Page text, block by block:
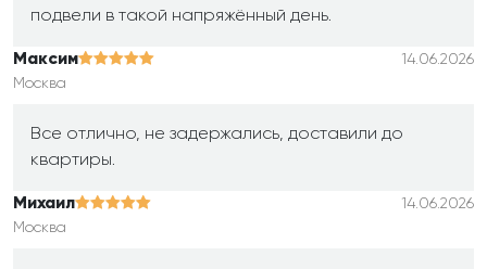
подвели в такой напряжённый день.
Максим
14.06.2026
Москва
Все отлично, не задержались, доставили до
квартиры.
Михаил
14.06.2026
Москва